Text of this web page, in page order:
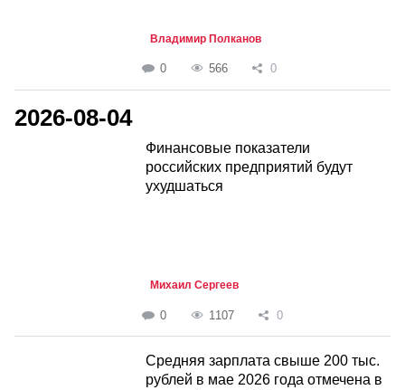
Владимир Полканов
0 566 0
2026-08-04
Финансовые показатели
российских предприятий будут
ухудшаться
Михаил Сергеев
0 1107 0
Средняя зарплата свыше 200 тыс.
рублей в мае 2026 года отмечена в